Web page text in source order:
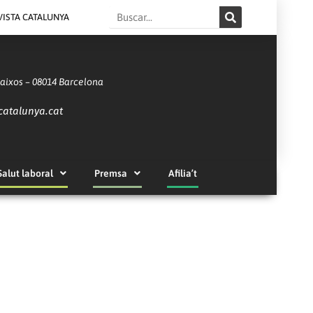
CATALUNYA Search
– 08014 Barcelona
laboral Premsa Afilia’t